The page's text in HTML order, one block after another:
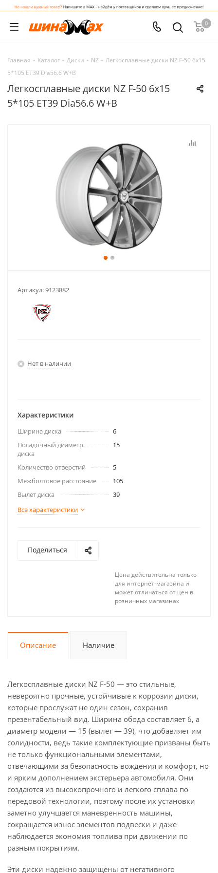
0
Главная - Каталог - Диски - NZ - Легкосплавные диски NZ F-50 6x15
5*105 ET39 Dia56.6 W+B
Легкосплавные диски NZ F-50 6x15
5*105 ET39 Dia56.6 W+B
Артикул:9123882
Нет в наличии
Характеристики
Ширина диска
6
Посадочный диаметр
диска
15
Количество отверстий
5
Межболтовое расстояние
105
Вылет диска
39
Все характеристики
Поделиться
Цена действительна только
для интернет-магазина и
может отличаться от цен в
розничных магазинах
Описание Наличие
Легкосплавные диски NZ F-50 — это стильные,
невероятно прочные, устойчивые к коррозии диски,
которые прослужат не один сезон, сохранив
презентабельный вид. Ширина обода составляет 6, а
диаметр модели — 15 (вылет — 39), что добавляет им
солидности, ведь такие комплектующие призваны быть
не только функциональными элементами,
отвечающими за безопасность вождения и комфорт, но
и ярким дополнением экстерьера автомобиля. Они
создаются из высокопрочного и легкого сплава по
передовой технологии, поэтому после их установки
заметно улучшается маневренность машины,
сокращается износ элементов подвески и даже
наблюдается экономия топлива при движении по
разным покрытиям.
Эти диски надежно защищены от негативного